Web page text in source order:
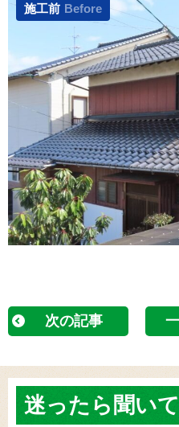
施工前 Before
次の記事
迷ったら 聞い